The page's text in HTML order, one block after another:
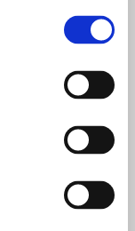
dangerous…
than happy
to pet- and